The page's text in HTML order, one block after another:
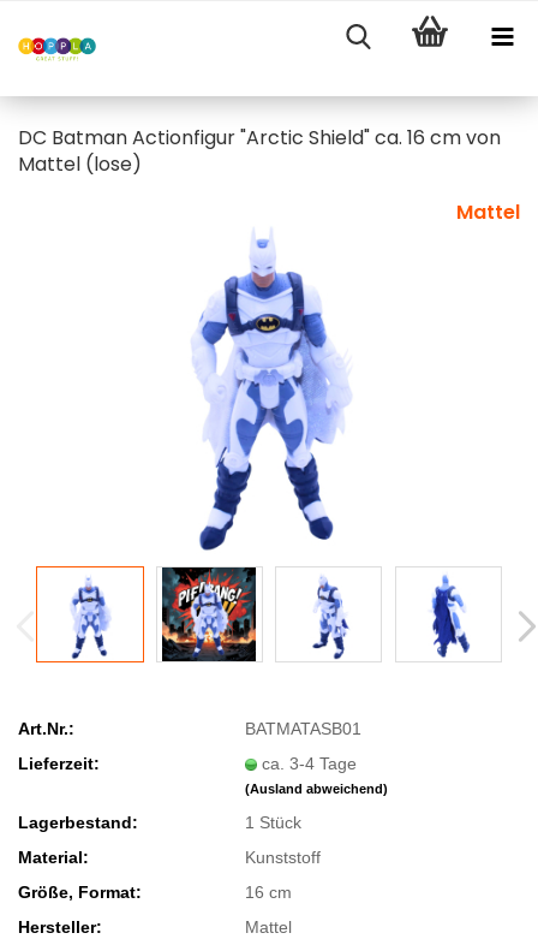
DC Batman Actionfigur "Arctic Shield" ca. 16 cm von
Mattel (lose)
Mattel
Art.Nr.:
BATMATASB01
Lieferzeit:
ca. 3-4 Tage
(Ausland abweichend)
Lagerbestand: 1 Stück
Material:
Kunststoff
Größe, Format:
16 cm
Hersteller:
Mattel